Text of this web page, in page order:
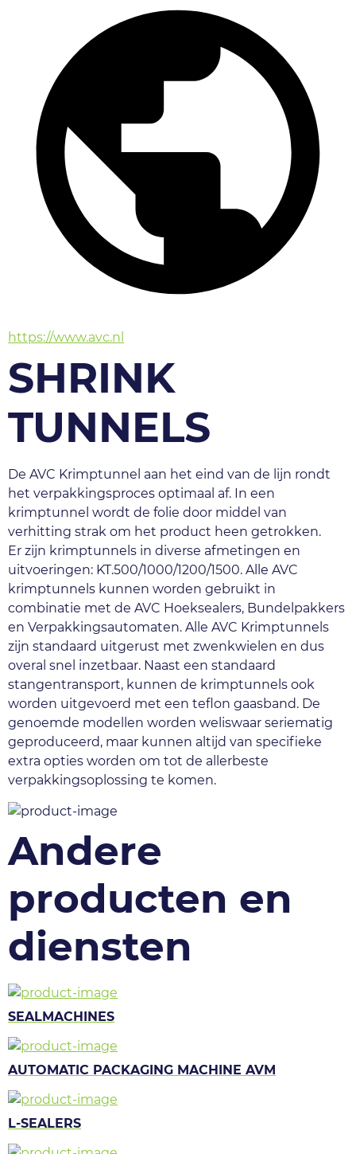
https://www.avc.nl
SHRINK
TUNNELS
De AVC Krimptunnel aan het eind van de lijn rondt
het verpakkingsproces optimaal af. In een
krimptunnel wordt de folie door middel van
verhitting strak om het product heen getrokken.
Er zijn krimptunnels in diverse afmetingen en
uitvoeringen: KT.500/1000/1200/1500. Alle AVC
krimptunnels kunnen worden gebruikt in
combinatie met de AVC Hoeksealers, Bundelpakkers
en Verpakkingsautomaten. Alle AVC Krimptunnels
zijn standaard uitgerust met zwenkwielen en dus
overal snel inzetbaar. Naast een standaard
stangentransport, kunnen de krimptunnels ook
worden uitgevoerd met een teflon gaasband. De
genoemde modellen worden weliswaar seriematig
geproduceerd, maar kunnen altijd van specifieke
extra opties worden om tot de allerbeste
verpakkingsoplossing te komen.
Andere
producten en
diensten
SEALMACHINES
AUTOMATIC PACKAGING MACHINE AVM
L-SEALERS